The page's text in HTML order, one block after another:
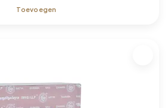
Toevoegen